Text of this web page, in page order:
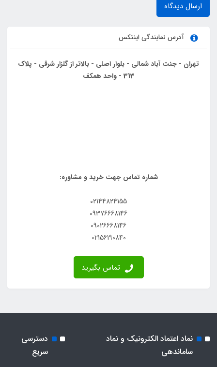
ارسال دیدگاه
آدرس نمایندگی اینتکس
تهران - جنت آباد شمالی - بلوار اصلی - بالاتر از گلزار شرقی - پلاک
313 - واحد همکف
شماره تماس جهت خرید و مشاوره:
02144824155
09376668146
09026668146
02156190840
تماس بگیرید
نماد اعتماد الکترونیک و نماد
ساماندهی
دسترسی
سریع